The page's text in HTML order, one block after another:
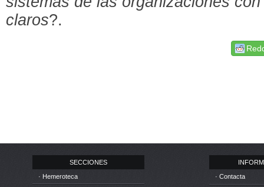
claros?.
SECCIONES
· Hemeroteca
· Contacta